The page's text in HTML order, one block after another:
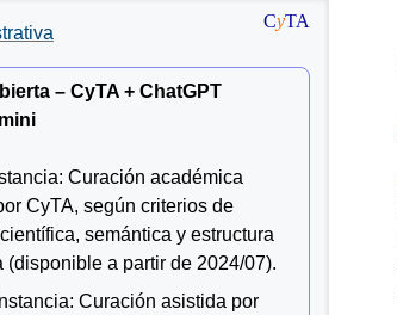
CyTA
– CyTA+ ChatGPT
Curación académica
CyTA, según criterios de
semántica y estructura
(disponible a partir de 2024/07).
Curación asistida por